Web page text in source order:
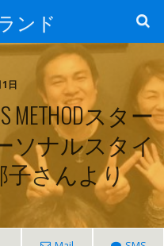
ンド
日
METHODスター
ソナルスタイ
さんより